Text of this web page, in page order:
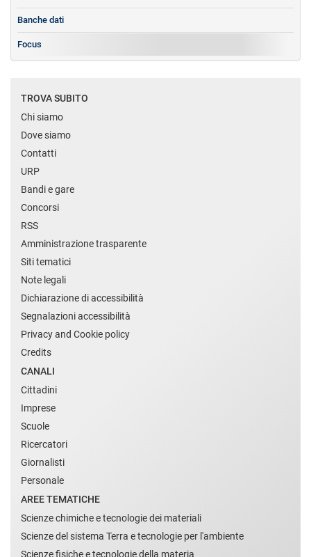
Banche dati
Focus
TROVA SUBITO
Chi siamo
Dove siamo
Contatti
URP
Bandi e gare
Concorsi
RSS
Amministrazione trasparente
Siti tematici
Note legali
Dichiarazione di accessibilità
Segnalazioni accessibilità
Privacy and Cookie policy
Credits
CANALI
Cittadini
Imprese
Scuole
Ricercatori
Giornalisti
Personale
AREE TEMATICHE
Scienze chimiche e tecnologie dei materiali
Scienze del sistema Terra e tecnologie per l'ambiente
Scienze fisiche e tecnologie della materia